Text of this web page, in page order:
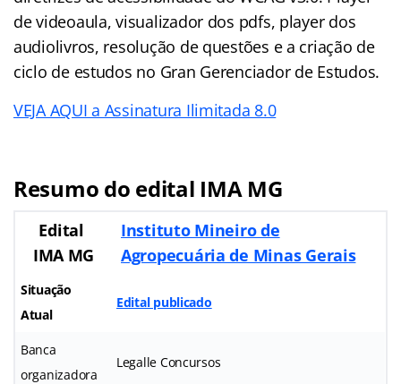
de videoaula, visualizador dos pdfs, player dos
audiolivros, resolução de questões e a criação de
ciclo de estudos no Gran Gerenciador de Estudos.
VEJA AQUI a Assinatura Ilimitada 8.0
Resumo do edital IMA MG
Edital
IMA MG
Instituto Mineiro de
Agropecuária de Minas Gerais
Situação
Atual
Edital publicado
Banca
organizadora
Legalle Concursos